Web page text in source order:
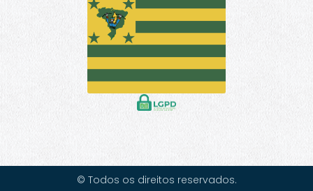
© Todos os direitos reservados.